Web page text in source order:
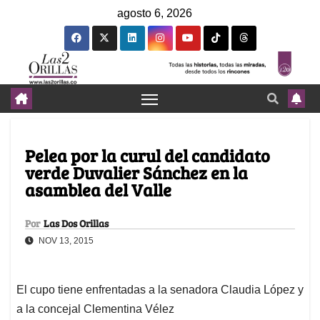
agosto 6, 2026
Pelea por la curul del candidato
verde Duvalier Sánchez en la
asamblea del Valle
Por Las Dos Orillas
NOV 13, 2015
El cupo tiene enfrentadas a la senadora Claudia López y
a la concejal Clementina Vélez